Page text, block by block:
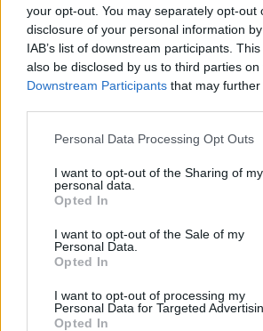
your opt-out. You may separately opt-out
disclosure of your personal information
IAB’s list of downstream participants.
also be disclosed by us to third parties on
Downstream Participants that may
Personal Data Processing Opt Outs
I want to opt-out of the Sharing of my
personal data.
Opted In
I want to opt-out of the Sale of my
Personal Data.
Opted In
I want to opt-out of processing my
Personal Data for Targeted
Opted In